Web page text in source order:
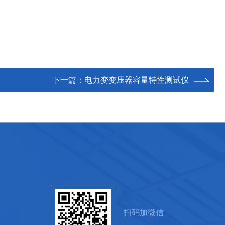
下一篇： 电力变变压器容量特性测试仪
扫码加微信